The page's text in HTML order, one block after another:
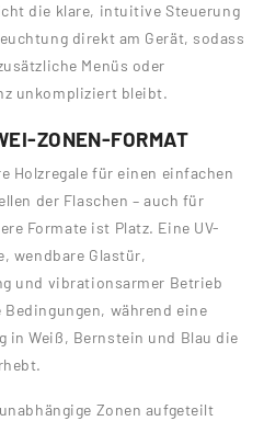
die klare, intuitive Steuerung
direkt am Gerät, sodass
Menüs oder
unkompliziert bleibt.
ZONEN-FORMAT
Holzregale für einen einfachen
der Flaschen – auch für
Formate ist Platz. Eine UV-
wendbare Glastür,
und vibrationsarmer Betrieb
während eine
in Weiß, Bernstein und Blau die
Zonen aufgeteilt